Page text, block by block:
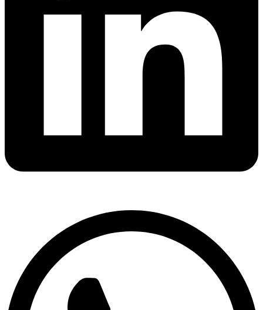
দক্ষিণ এশিয়ায় ‘জেন-জি’ বিপ্লব: বাংলাদেশ,…
সাংবাদিক ও ইউটিউবার ইলিয়াস হোসেন:…
আন্তর্জাতিক প্রতিবেদন: এশিয়া মহাদেশের ৪৯টি…